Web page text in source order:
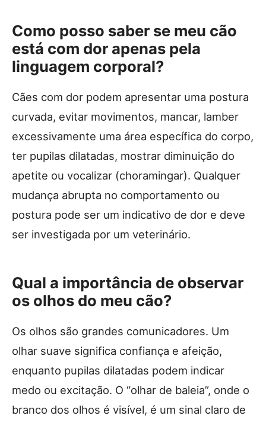
Como posso saber se meu cão
está com dor apenas pela
linguagem corporal?
Cães com dor podem apresentar uma postura
curvada, evitar movimentos, mancar, lamber
excessivamente uma área específica do corpo,
ter pupilas dilatadas, mostrar diminuição do
apetite ou vocalizar (choramingar). Qualquer
mudança abrupta no comportamento ou
postura pode ser um indicativo de dor e deve
ser investigada por um veterinário.
Qual a importância de observar
os olhos do meu cão?
Os olhos são grandes comunicadores. Um
olhar suave significa confiança e afeição,
enquanto pupilas dilatadas podem indicar
medo ou excitação. O “olhar de baleia”, onde o
branco dos olhos é visível, é um sinal claro de